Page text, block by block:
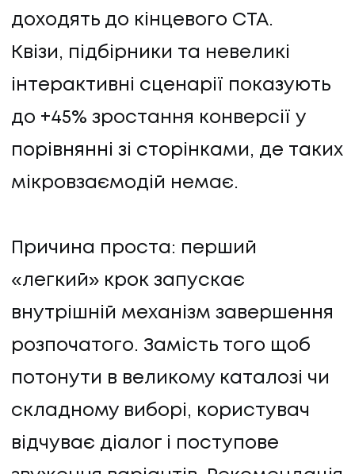
доходять до кінцевого CTA.
Квізи, підбірники та невеликі
інтерактивні сценарії показують
до +45% зростання конверсії у
порівнянні зі сторінками, де таких
мікровзаємодій немає.
Причина проста: перший
«легкий» крок запускає
внутрішній механізм завершення
розпочатого. Замість того щоб
потонути в великому каталозі чи
складному виборі, користувач
відчуває діалог і поступове